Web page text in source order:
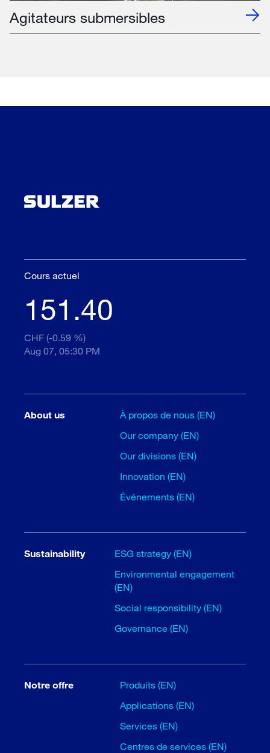
Agitateurs submersibles
Cours actuel
151.40
CHF (-0.59 %)
Aug 07, 05:30 PM
About us
À propos de nous (EN)
Our company (EN)
Our divisions (EN)
Innovation (EN)
Événements (EN)
Sustainability
ESG strategy (EN)
Environmental engagement
(EN)
Social responsibility (EN)
Governance (EN)
Notre offre
Produits (EN)
Applications (EN)
Services (EN)
Centres de services (EN)